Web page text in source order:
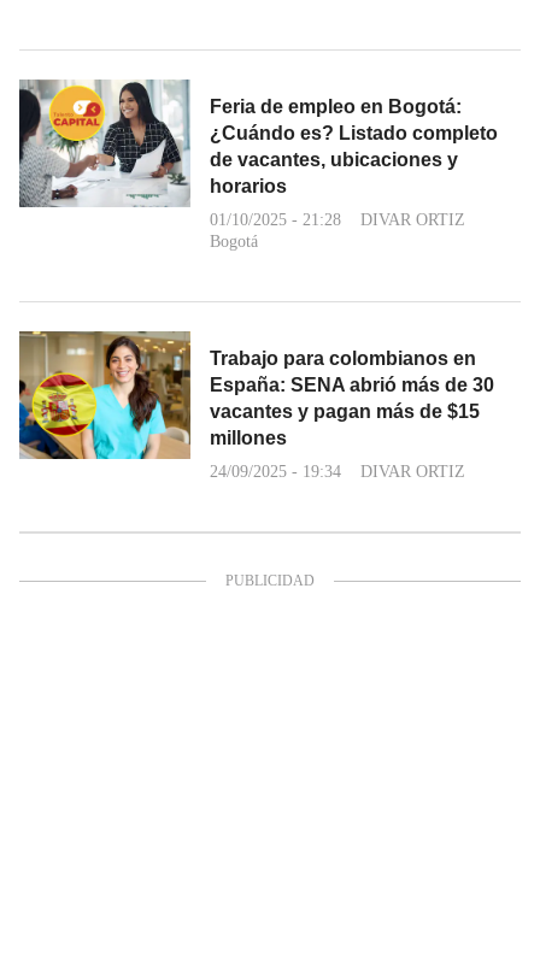
Feria de empleo en Bogotá:
¿Cuándo es? Listado completo
de vacantes, ubicaciones y
horarios
01/10/2025 - 21:28
DIVAR ORTIZ
Bogotá
Trabajo para colombianos en
España: SENA abrió más de 30
vacantes y pagan más de $15
millones
24/09/2025 - 19:34 DIVAR ORTIZ